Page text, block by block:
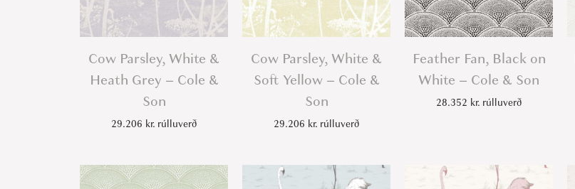
e
&
Cow Parsley, White &
Heath Grey – Cole &
Son
29.206 kr. rúlluverð
Cow Parsley, White &
Soft Yellow – Cole &
Son
29.206 kr. rúlluverð
Feather Fan, Black on
White – Cole & Son
28.352 kr. rúlluverð